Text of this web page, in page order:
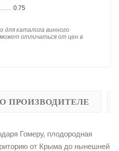
0.75
для каталога винного
отличаться от цен в
О ПРОИЗВОДИТЕЛЕ
Гомеру, плодородная
от Крыма до нынешней